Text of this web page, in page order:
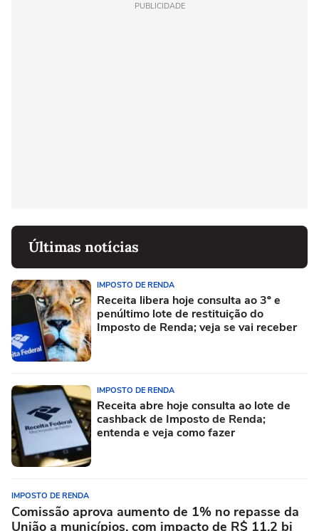
PUBLICIDADE
Últimas notícias
IMPOSTO DE RENDA
Receita libera hoje consulta ao 3º e
penúltimo lote de restituição do
Imposto de Renda; veja se vai receber
IMPOSTO DE RENDA
Receita abre hoje consulta ao lote de
cashback de Imposto de Renda;
entenda e veja como fazer
IMPOSTO DE RENDA
Comissão aprova aumento de 1% no repasse da
União a municípios, com impacto de R$ 11,2 bi